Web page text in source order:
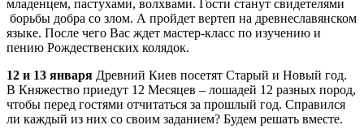
младенцем, пастухами, волхвами. Гости станут свидетелями
борьбы добра со злом. А пройдет вертеп на древнеславянском
языке. После чего Вас ждет мастер-класс по изучению и
пению Рождественских колядок.
12 и 13 января Древний Киев посетят Старый и Новый год.
В Княжество приедут 12 Месяцев – лошадей 12 разных пород,
чтобы перед гостями отчитаться за прошлый год. Справился
ли каждый из них со своим заданием? Будем решать вместе.